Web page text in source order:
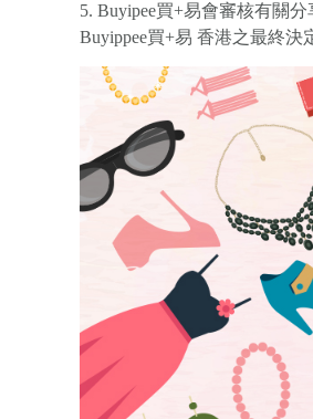
5. Buyipee買+易會審核有關
Buyippee買+易 香港之最終決